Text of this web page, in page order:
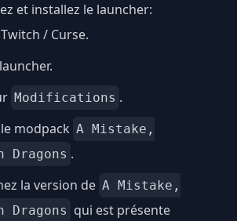
et installez le launcher:
/ Curse.
Modifications .
modpack A Mistake,
Dragons .
la version de A Mistake,
Dragons qui est présente